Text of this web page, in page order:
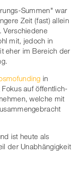
Summen" war
Zeit (fast) allein
Verschiedene
mit, jedoch in
eher im Bereich der
in
auf öffentlich-
welche mit
ist heute als
der Unabhängigkeit